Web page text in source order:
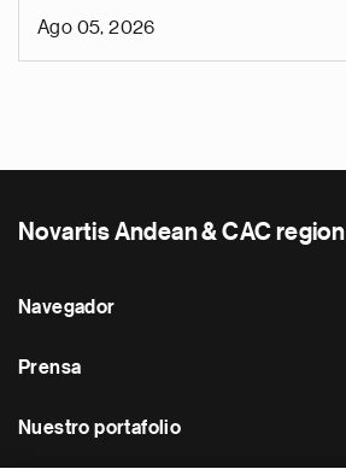
Ago 05, 2026
Novartis Andean & CAC region
Navegador
Prensa
Nuestro portafolio